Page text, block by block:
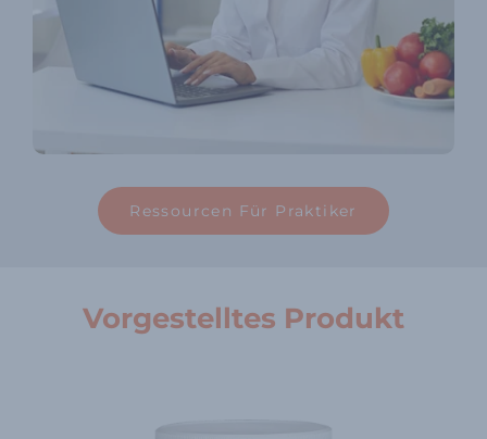
Ressourcen Für Praktiker
Vorgestelltes Produkt